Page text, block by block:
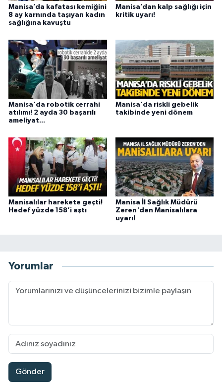
Manisa’da kafatası kemiğini
8 ay karnında taşıyan kadın
sağlığına kavuştu
Manisa’dan kalp sağlığı için
kritik uyarı!
Manisa'da robotik cerrahi
atılımı! 2 ayda 30 başarılı
ameliyat...
Manisa'da riskli gebelik
takibinde yeni dönem
Manisalılar harekete geçti!
Hedef yüzde 158’i aştı
Manisa İl Sağlık Müdürü
Zeren'den Manisalılara
uyarı!
Yorumlar
Gönder